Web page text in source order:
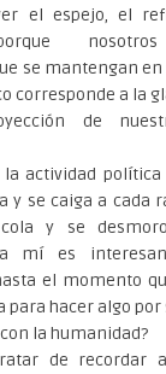
el espejo, el
se mantengan en
corresponde a la
de
la actividad
y se caiga a cada
y se
mí es
el momento
para hacer algo
la humanidad?
de recordar